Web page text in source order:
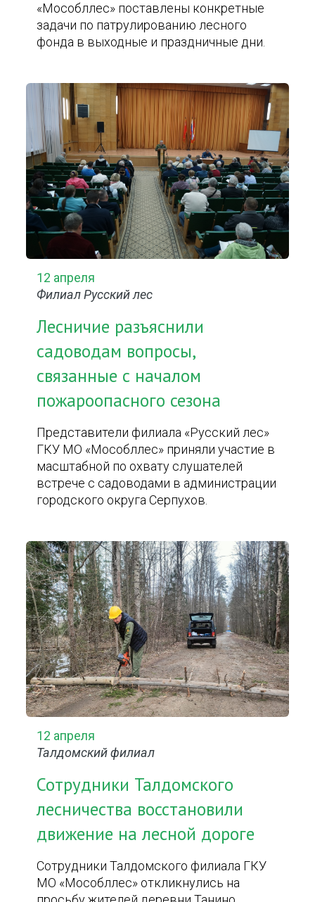
«Мособллес» поставлены конкретные
задачи по патрулированию лесного
фонда в выходные и праздничные дни.
12 апреля
Филиал Русский лес
Лесничие разъяснили
садоводам вопросы,
связанные с началом
пожароопасного сезона
Представители филиала «Русский лес»
ГКУ МО «Мособллес» приняли участие в
масштабной по охвату слушателей
встрече с садоводами в администрации
городского округа Серпухов.
12 апреля
Талдомский филиал
Сотрудники Талдомского
лесничества восстановили
движение на лесной дороге
Сотрудники Талдомского филиала ГКУ
МО «Мособллес» откликнулись на